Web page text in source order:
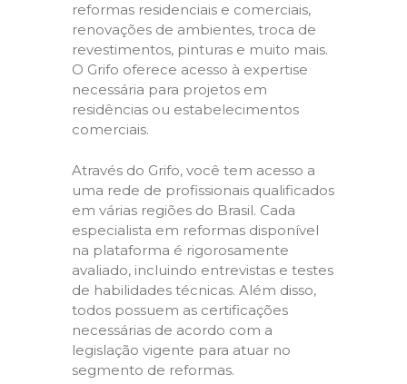
reformas residenciais e comerciais,
renovações de ambientes, troca de
revestimentos, pinturas e muito mais.
O Grifo oferece acesso à expertise
necessária para projetos em
residências ou estabelecimentos
comerciais.
Através do Grifo, você tem acesso a
uma rede de profissionais qualificados
em várias regiões do Brasil. Cada
especialista em reformas disponível
na plataforma é rigorosamente
avaliado, incluindo entrevistas e testes
de habilidades técnicas. Além disso,
todos possuem as certificações
necessárias de acordo com a
legislação vigente para atuar no
segmento de reformas.